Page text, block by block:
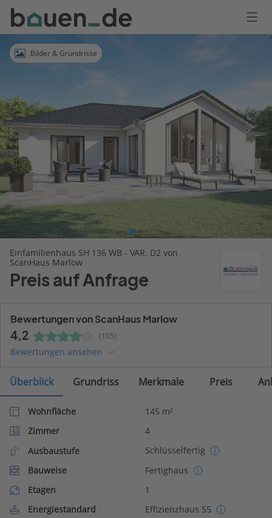
Bauen
Logo
AnmeldenBilder & Grundrisse
Einfamilienhaus SH 136 WB - VAR. D2 von
ScanHaus Marlow
Preis auf Anfrage
Bewertungen von ScanHaus Marlow
4,2 (105)
Bewertungen ansehen
Überblick Grundriss Merkmale Preis
Wohnfläche
145 m²
Zimmer
4
Ausbaustufe
Schlüsselfertig
Bauweise
Fertighaus
Etagen
1
Energiestandard
Effizienzhaus 55